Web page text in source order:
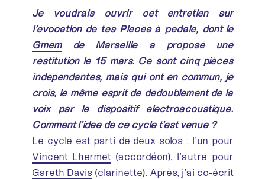
Je voudrais ouvrir cet entretien sur
l’évocation de tes Pièces à pédale, dont le
Gmemde Marseille a proposé une
restitution le 15 mars. Ce sont cinq pièces
indépendantes, mais qui ont en commun, je
crois, le même esprit de dédoublement de la
voix par le dispositif électroacoustique.
Comment l’idée de ce cycle t’est venue ?
Le cycle est parti de deux solos : l’un pour
Vincent Lhermet(accordéon), l’autre pour
Gareth Davis(clarinette). Après, j’ai co-écrit